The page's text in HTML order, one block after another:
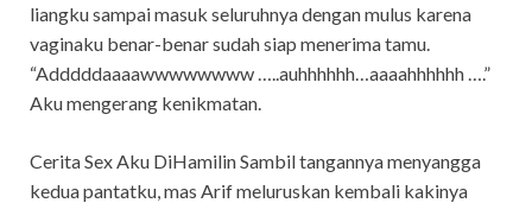
liangku sampai masuk seluruhnya dengan mulus karena
vaginaku benar-benar sudah siap menerima tamu.
“Adddddaaaawwwwwwww …..auhhhhhh…aaaahhhhhh ….”
Aku mengerang kenikmatan.
Cerita Sex Aku DiHamilin Sambil tangannya menyangga
kedua pantatku, mas Arif meluruskan kembali kakinya